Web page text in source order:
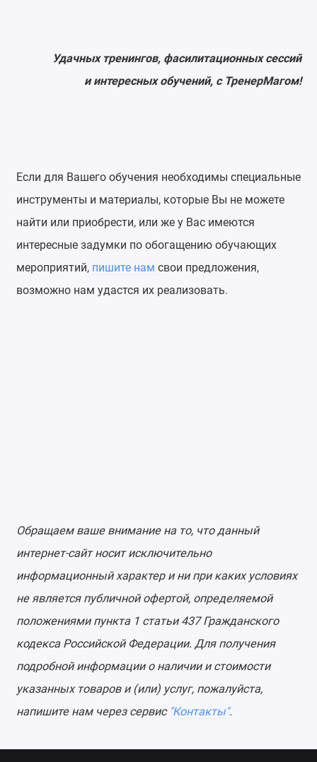
Удачных тренингов, фасилитационных сессий
и интересных обучений, с ТренерМагом!
Если для Вашего обучения необходимы специальные
инструменты и материалы, которые Вы не можете
найти или приобрести, или же у Вас имеются
интересные задумки по обогащению обучающих
мероприятий, пишите нам свои предложения,
возможно нам удастся их реализовать.
Обращаем ваше внимание на то, что данный
интернет-сайт носит исключительно
информационный характер и ни при каких условиях
не является публичной офертой, определяемой
положениями пункта 1 статьи 437 Гражданского
кодекса Российской Федерации. Для получения
подробной информации о наличии и стоимости
указанных товаров и (или) услуг, пожалуйста,
напишите нам через сервис "Контакты".